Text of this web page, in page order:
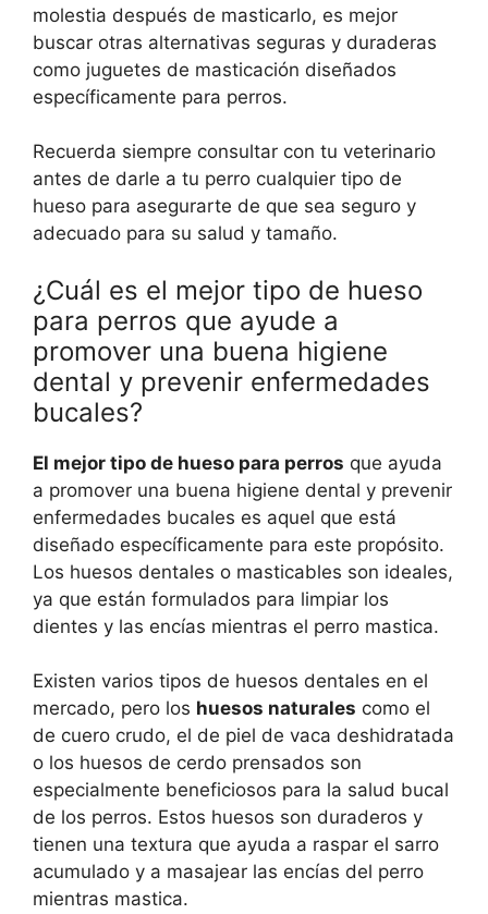
molestia después de masticarlo, es mejor
buscar otras alternativas seguras y duraderas
como juguetes de masticación diseñados
específicamente para perros.
Recuerda siempre consultar con tu veterinario
antes de darle a tu perro cualquier tipo de
hueso para asegurarte de que sea seguro y
adecuado para su salud y tamaño.
¿Cuál es el mejor tipo de hueso
para perros que ayude a
promover una buena higiene
dental y prevenir enfermedades
bucales?
El mejor tipo de hueso para perros que ayuda
a promover una buena higiene dental y prevenir
enfermedades bucales es aquel que está
diseñado específicamente para este propósito.
Los huesos dentales o masticables son ideales,
ya que están formulados para limpiar los
dientes y las encías mientras el perro mastica.
Existen varios tipos de huesos dentales en el
mercado, pero los huesos naturales como el
de cuero crudo, el de piel de vaca deshidratada
o los huesos de cerdo prensados son
especialmente beneficiosos para la salud bucal
de los perros. Estos huesos son duraderos y
tienen una textura que ayuda a raspar el sarro
acumulado y a masajear las encías del perro
mientras mastica.